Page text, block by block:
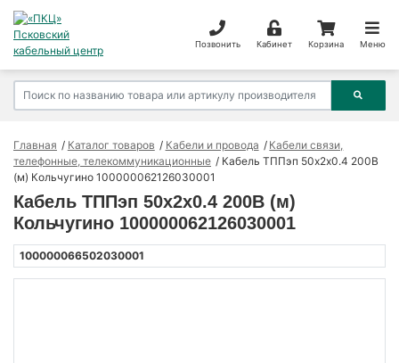
Позвонить Кабинет Корзина Меню
Главная Каталог товаров Кабели и провода
Кабели связи,
телефонные, телекоммуникационные
Кабель ТППэп 50х2х0.4 200В
(м) Кольчугино 100000062126030001
Кабель ТППэп 50х2х0.4 200В (м)
Кольчугино 100000062126030001
100000066502030001